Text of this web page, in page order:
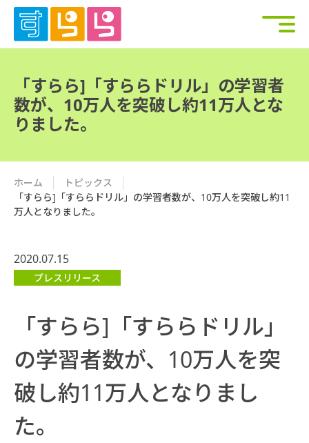
「すらら]「すららドリル」の学習者
数が、10万人を突破し約11万人とな
りました。
ホーム
トピックス
「すらら]「すららドリル」の学習者数が、10万人を突破し約11
万人となりました。
2020.07.15
プレスリリース
「すらら]「すららドリル」
の学習者数が、10万人を突
破し約11万人となりまし
た。